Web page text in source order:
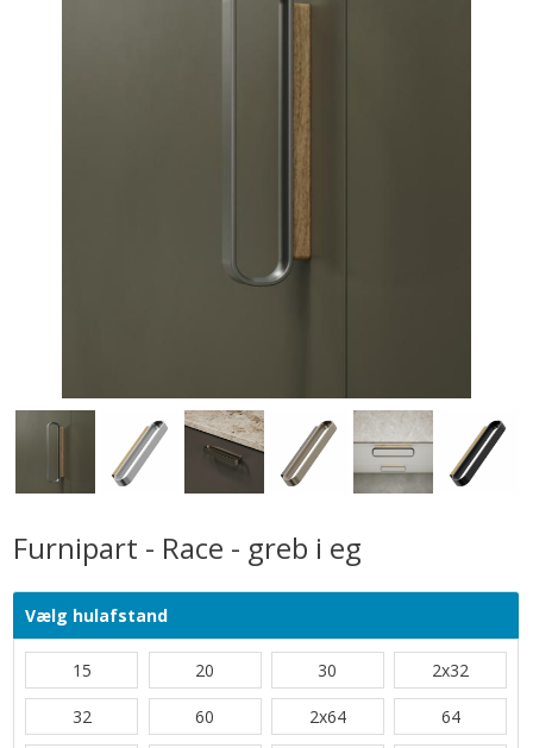
Furnipart - Race - greb i eg
Vælg hulafstand
15 20 30 2x32
32 60 2x64 64